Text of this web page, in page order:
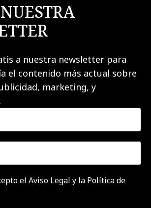
a nuestra newsletter para
el contenido más actual sobre
marketing, y
el Aviso Legal y la Política de